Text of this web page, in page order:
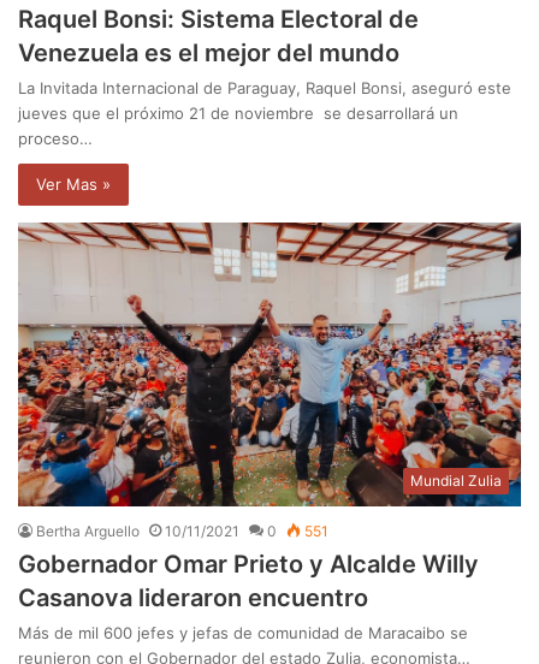
Raquel Bonsi: Sistema Electoral de
Venezuela es el mejor del mundo
La Invitada Internacional de Paraguay, Raquel Bonsi, aseguró este
jueves que el próximo 21 de noviembre se desarrollará un
proceso…
Ver Mas »
Mundial Zulia
Bertha Arguello 10/11/2021 0 551
Gobernador Omar Prieto y Alcalde Willy
Casanova lideraron encuentro
Más de mil 600 jefes y jefas de comunidad de Maracaibo se
reunieron con el Gobernador del estado Zulia, economista…